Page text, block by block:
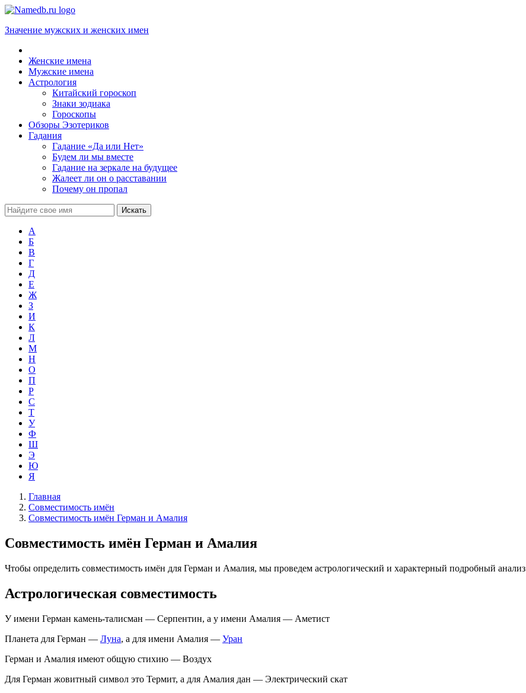
Значение мужских и женских имен
Женские имена
Мужские имена
Астрология
Китайский гороскоп
Знаки зодиака
Гороскопы
Обзоры Эзотериков
Гадания
Гадание «Да или Нет»
Будем ли мы вместе
Гадание на зеркале на будущее
Жалеет ли он о расставании
Почему он пропал
А
Б
В
Г
Д
Е
Ж
З
И
К
Л
М
Н
О
П
Р
С
Т
У
Ф
Ш
Э
Ю
Я
Главная
Совместимость имён
Совместимость имён Герман и Амалия
Совместимость имён Герман и Амалия
Чтобы определить совместимость имён для Герман и Амалия, мы проведем астрологический и характерный подробный анализ
Астрологическая совместимость
У имени Герман камень-талисман — Серпентин, а у имени Амалия — Аметист
Планета для Герман — Луна, а для имени Амалия — Уран
Герман и Амалия имеют общую стихию — Воздух
Для Герман жовитный символ это Термит, а для Амалия дан — Электрический скат